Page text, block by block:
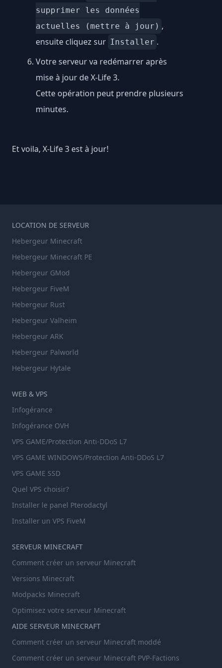
supprimer les données
actuelles (mettre à jour) ,
ensuite cliquez sur Installer .
Votre serveur va redémarrer après
mise à jour de X-Life 3.
Cette opération peut prendre plusieurs
minutes.
Et voila, X-Life 3 est à jour!
LOCATION DE SERVEUR
Hebergeur Minecraft
Hebergeur Minecraft PE
Hebergeur GMod
Hebergeur FiveM
Hebergeur Rust
Hebergeur Valheim
Hebergeur ARK
Hebergeur Palworld
Hebergeur Hytale
WEB & VPS
Infogérance
Infogérance OVH
VPS GAME/Protection Anti-DDoS L7
VPS GAME WINDOWS/Protection Anti-DDoS L7
VPS GAME SSD
Quel VPS choisir?
Installer le panel Pterodactyl
Installer un VPS FiveM
SERVEUR MINECRAFT
Comment créer un serveur Minecraft
Versions Minecraft
Modpacks Minecraft
Optimisez votre serveur Minecraft
AIDE SERVEUR MINECRAFT
Comment créer un serveur Minecraft moddé
Comment créer un serveur Minecraft PVP-Factions